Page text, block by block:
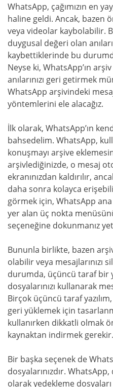
WhatsApp, çağımızın en
haline geldi. Ancak, bazen
veya videolar kaybolabilir.
duygusal değeri olan
kaybettiklerinde bu
Neyse ki, WhatsApp’ın
anılarınızı geri getirmek
WhatsApp arşivindeki
yöntemlerini ele alacağız.
İlk olarak, WhatsApp’ın
bahsedelim. WhatsApp,
konuşmayı arşive
arşivlediğinizde, o mesaj
ekranınızdan kaldırılır,
daha sonra kolayca
görmek için, WhatsApp ana
yer alan üç nokta
seçeneğine dokunmanız
Bununla birlikte, bazen
olabilir veya mesajlarınızı
durumda, üçüncü taraf bir
dosyalarınızı kullanarak
Birçok üçüncü taraf
geri yüklemek için
kullanırken dikkatli olmak
kaynaktan indirmek gerekir.
Bir başka seçenek de
dosyalarınızdır.
olarak yedekleme